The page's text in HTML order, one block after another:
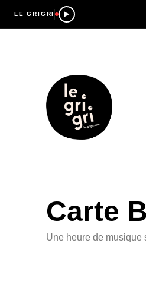
LE GRIGRI —
Carte
Une heure de musique